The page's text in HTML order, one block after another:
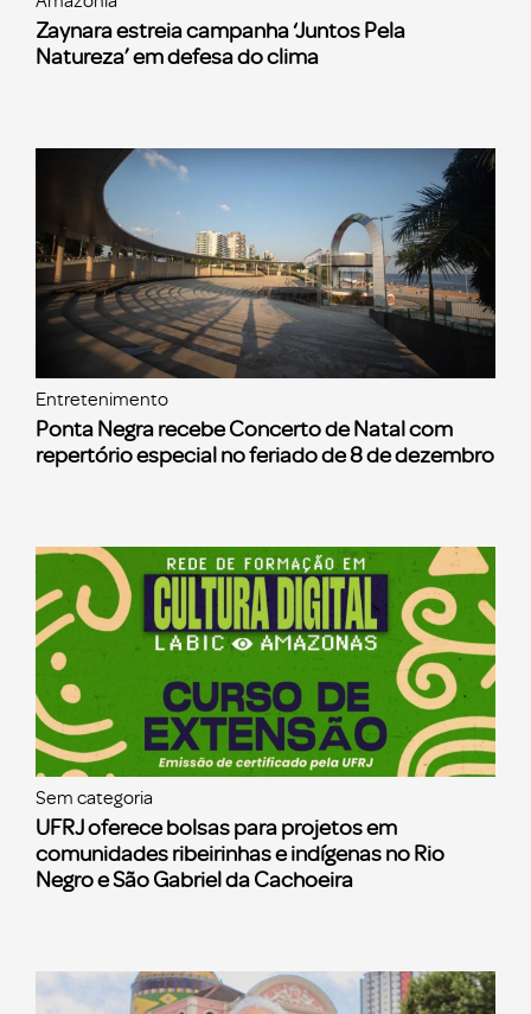
Zaynara estreia campanha ‘Juntos Pela
Natureza’ em defesa do clima
Entretenimento
Ponta Negra recebe Concerto de Natal com
repertório especial no feriado de 8 de dezembro
Sem categoria
UFRJ oferece bolsas para projetos em
comunidades ribeirinhas e indígenas no Rio
Negro e São Gabriel da Cachoeira